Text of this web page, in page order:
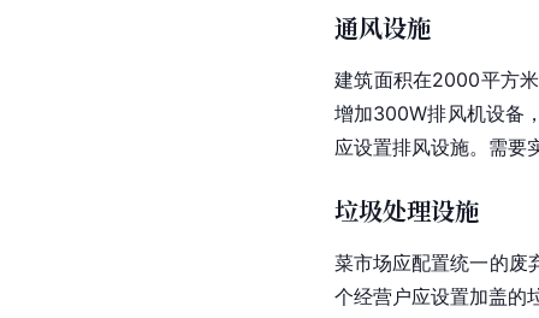
通风设施
建筑面积在2000平方
增加300W排风机设备
应设置排风设施。需要
垃圾处理设施
菜市场应配置统一的废
个经营户应设置加盖的